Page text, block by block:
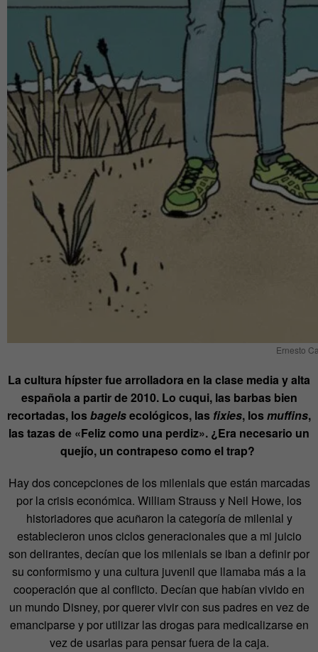
Ernesto
La cultura hípster fue arrolladora en la clase media y alta
española a partir de 2010. Lo cuqui, las barbas bien
recortadas, losbagelsecológicos, las fixies, losmuffins,
las tazas de «Feliz como una perdiz». ¿Era necesario un
quejío, un contrapeso como el trap?
Hay dos concepciones de los milenials que están marcadas
por la crisis económica. William Strauss y Neil Howe, los
historiadores que acuñaron la categoría de milenial y
establecieron unos ciclos generacionales que a mi juicio
son delirantes, decían que los milenials se iban a definir por
su conformismo y una cultura juvenil que llamaba más a la
cooperación que al conflicto. Decían que habían vivido en
un mundo Disney, por querer vivir con sus padres en vez de
emanciparse y por utilizar las drogas para medicalizarse en
vez de usarlas para pensar fuera de la caja.